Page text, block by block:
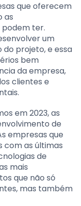
que oferecem
as
podem ter.
um
projeto, e essa
bem
da empresa,
clientes e
em 2023, as
de
empresas que
com as últimas
de
mais
que não só
mas também